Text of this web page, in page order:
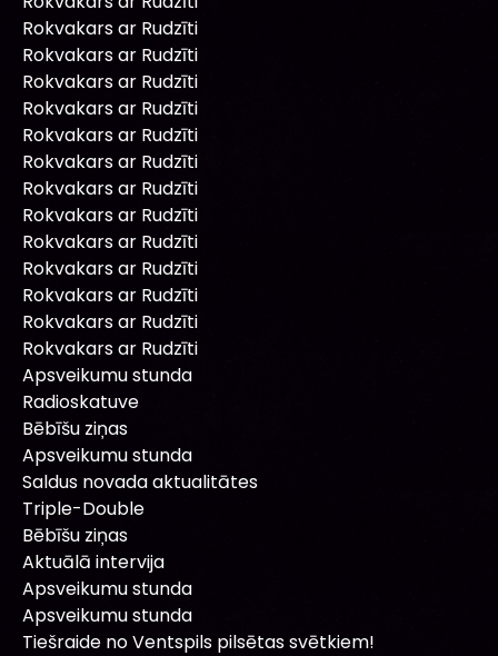
Rokvakars ar Rudzīti
Rokvakars ar Rudzīti
Rokvakars ar Rudzīti
Rokvakars ar Rudzīti
Rokvakars ar Rudzīti
Rokvakars ar Rudzīti
Rokvakars ar Rudzīti
Rokvakars ar Rudzīti
Rokvakars ar Rudzīti
Rokvakars ar Rudzīti
Rokvakars ar Rudzīti
Rokvakars ar Rudzīti
Rokvakars ar Rudzīti
Apsveikumu stunda
Radioskatuve
Bēbīšu ziņas
Apsveikumu stunda
Saldus novada aktualitātes
Triple-Double
Bēbīšu ziņas
Aktuālā intervija
Apsveikumu stunda
Apsveikumu stunda
Tiešraide no Ventspils pilsētas svētkiem!